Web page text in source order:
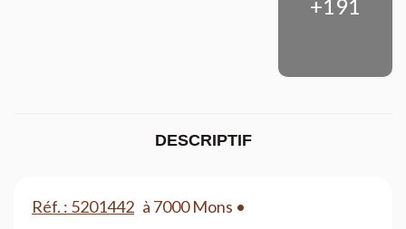
+191
DESCRIPTIF
Réf. : 5201442 à 7000 Mons •